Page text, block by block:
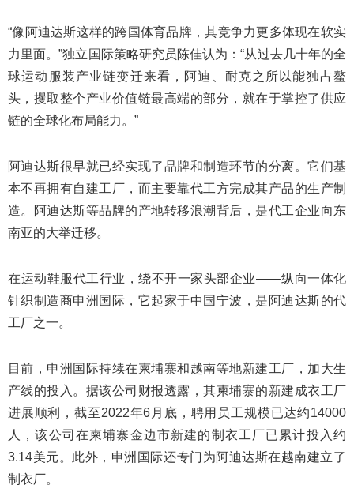
“像阿迪达斯这样的跨国体育品牌，其竞争力更多体现在软实
力里面。”独立国际策略研究员陈佳认为：“从过去几十年的全
球运动服装产业链变迁来看，阿迪、耐克之所以能独占鳌
头，攫取整个产业价值链最高端的部分，就在于掌控了供应
链的全球化布局能力。”
阿迪达斯很早就已经实现了品牌和制造环节的分离。它们基
本不再拥有自建工厂，而主要靠代工方完成其产品的生产制
造。阿迪达斯等品牌的产地转移浪潮背后，是代工企业向东
南亚的大举迁移。
在运动鞋服代工行业，绕不开一家头部企业——纵向一体化
针织制造商申洲国际，它起家于中国宁波，是阿迪达斯的代
工厂之一。
目前，申洲国际持续在柬埔寨和越南等地新建工厂，加大生
产线的投入。据该公司财报透露，其柬埔寨的新建成衣工厂
进展顺利，截至2022年6月底，聘用员工规模已达约14000
人，该公司在柬埔寨金边市新建的制衣工厂已累计投入约
3.14美元。此外，申洲国际还专门为阿迪达斯在越南建立了
制衣厂。